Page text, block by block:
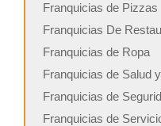
Franquicias de Pizzas
Franquicias De
Franquicias de Ropa
Franquicias de Salud
Franquicias de
Franquicias de